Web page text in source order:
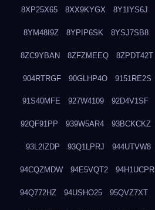
8XP25X65 8XX9KYGX 8Y1IYS6J
8YM48I9Z 8YPIP6SK 8YSJ7SB8
8ZC9YBAN 8ZFZMEEQ 8ZPDT42T
904RTRGF 90GLHP4O 9151RE2S
91S40MFE 927W4109 92D4V1SF
92QF91PP 939W5AR4 93BCKCKZ
93L2IZDP 93Q1LPRJ 944UTVW8
94CQZMDW 94E5VQT2 94H1UCPR
94Q772HZ 94USHO25 95QVZ7XT